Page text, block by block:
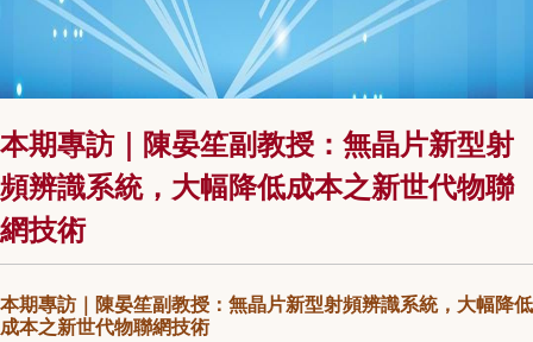
本期專訪｜陳晏笙副教授：無晶片新型射
頻辨識系統，大幅降低成本之新世代物聯
網技術
本期專訪｜ 陳晏笙副教授 ： 無晶片新型射頻辨識系統，大幅降低
成本之新世代物聯網技術